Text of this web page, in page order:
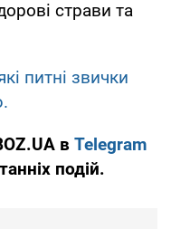
страви та
питні звички
в Telegram
подій.